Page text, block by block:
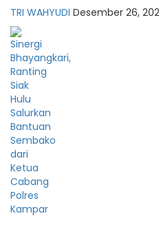
TRI WAHYUDI Desember 26,